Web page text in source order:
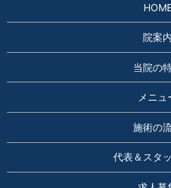
院案内
当院の
メニュ
施術の
代表＆スタ